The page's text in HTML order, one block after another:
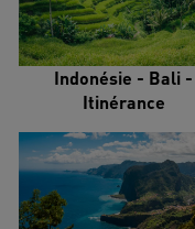
Indonésie - Bali -
Itinérance